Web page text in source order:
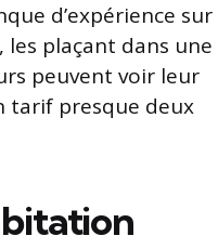
d’expérience sur
plaçant dans une
peuvent voir leur
tarif presque deux